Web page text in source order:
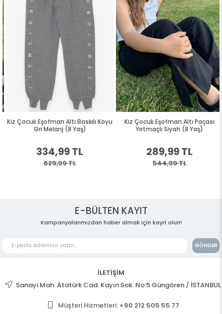
Kız Çocuk Eşofman Altı Baskılı Koyu
Gri Melanj (8 Yaş)
334,99 TL
629,99 TL
Kız Çocuk Eşofman Altı Paçası
Yırtmaçlı Siyah (8 Yaş)
289,99 TL
544,99 TL
E-BÜLTEN KAYIT
Kampanyalarımızdan haber almak için kayıt olun!
GÖNDER
İLETİŞİM
Sanayi Mah. Atatürk Cad. Kayın Sok. No:5 Güngören / İSTANBUL
Müşteri Hizmetleri: +90 212 505 55 77